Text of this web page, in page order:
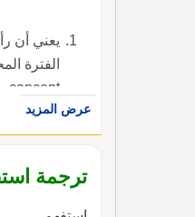
يعني أن
concept.
عرض المزيد
ترجمة